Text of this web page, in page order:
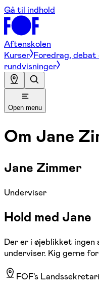
Gå til indhold
Aftenskolen
Kurser Foredrag, debat
rundvisninger
Open menu
Om Jane
Jane Zimmer
Underviser
Hold med Jane
Der er i øjeblikket
underviser. Kig gerne
FOF's